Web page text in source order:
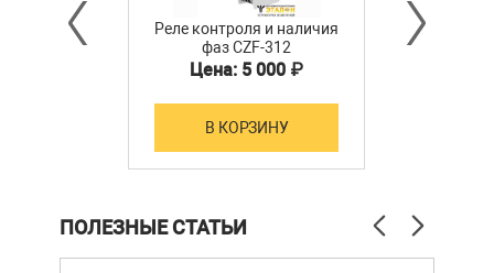
Реле контроля и наличия
фаз CZF-312
3х400/230+N 2х8А, IP20
(контроль нал. фаз),
регул. порога, без
задержки откл., DIN-
Цена: 5 000 ₽
В КОРЗИНУ
ПОЛЕЗНЫЕ СТАТЬИ